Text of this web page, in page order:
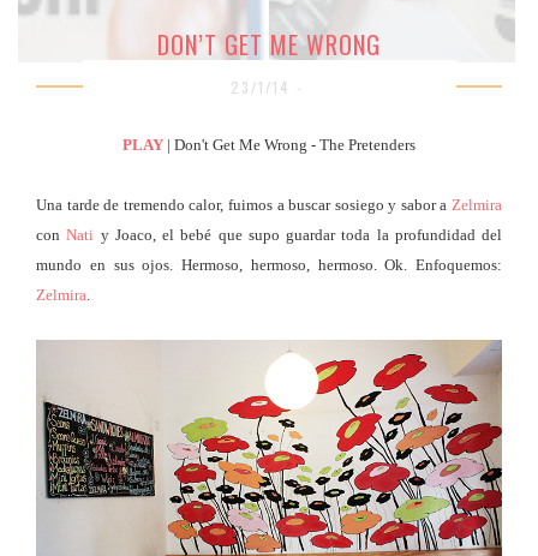
DON’T GET ME WRONG
23/1/14 -
PLAY | Don't Get Me Wrong - The Pretenders
Una tarde de tremendo calor, fuimos a buscar sosiego y sabor a Zelmira
conNati y Joaco, el bebé que supo guardar toda la profundidad del
mundo en sus ojos. Hermoso, hermoso, hermoso. Ok. Enfoquemos:
Zelmira.